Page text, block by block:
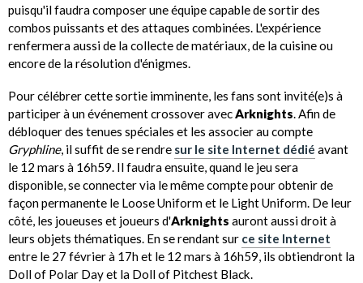
puisqu'il faudra composer une équipe capable de sortir des
combos puissants et des attaques combinées. L'expérience
renfermera aussi de la collecte de matériaux, de la cuisine ou
encore de la résolution d'énigmes.
Pour célébrer cette sortie imminente, les fans sont invité(e)s à
participer à un événement crossover avecArknights. Afin de
débloquer des tenues spéciales et les associer au compte
Gryphline, il suffit de se rendre sur le site Internet dédié avant
le 12 mars à 16h59. Il faudra ensuite, quand le jeu sera
disponible, se connecter via le même compte pour obtenir de
façon permanente le Loose Uniform et le Light Uniform. De leur
côté, les joueuses et joueurs d'Arknights auront aussi droit à
leurs objets thématiques. En se rendant sur ce site Internet
entre le 27 février à 17h et le 12 mars à 16h59, ils obtiendront la
Doll of Polar Day et la Doll of Pitchest Black.